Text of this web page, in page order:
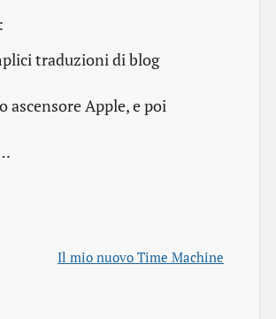
traduzioni di blog
Apple, e poi
Il mio nuovo Time Machine